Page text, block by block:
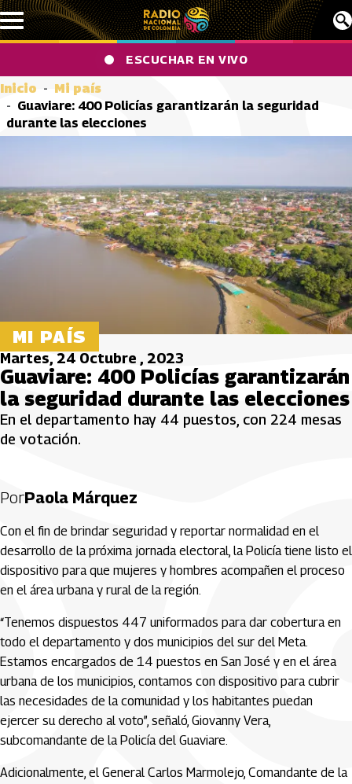
Pasar al contenido principal
ESCUCHAR EN VIVO
Inicio
Mi país
Guaviare: 400 Policías garantizarán la seguridad
durante las elecciones
MI PAÍS
Martes, 24 Octubre , 2023
Guaviare: 400 Policías garantizarán
la seguridad durante las elecciones
En el departamento hay 44 puestos, con 224 mesas
de votación.
PorPaola Márquez
Con el fin de brindar seguridad y reportar normalidad en el
desarrollo de la próxima jornada electoral, la Policía tiene listo el
dispositivo para que mujeres y hombres acompañen el proceso
en el área urbana y rural de la región.
“Tenemos dispuestos 447 uniformados para dar cobertura en
todo el departamento y dos municipios del sur del Meta.
Estamos encargados de 14 puestos en San José y en el área
urbana de los municipios, contamos con dispositivo para cubrir
las necesidades de la comunidad y los habitantes puedan
ejercer su derecho al voto”, señaló, Giovanny Vera,
subcomandante de la Policía del Guaviare.
Adicionalmente, el General Carlos Marmolejo, Comandante de la